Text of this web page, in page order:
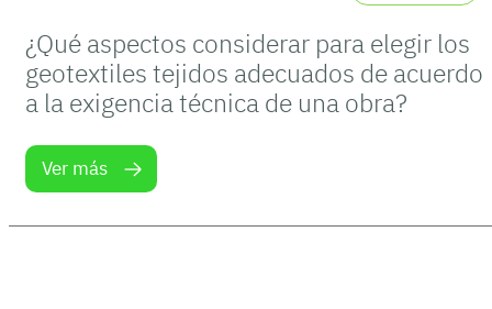
¿Qué aspectos considerar para elegir los
geotextiles tejidos adecuados de acuerdo
a la exigencia técnica de una obra?
Ver más